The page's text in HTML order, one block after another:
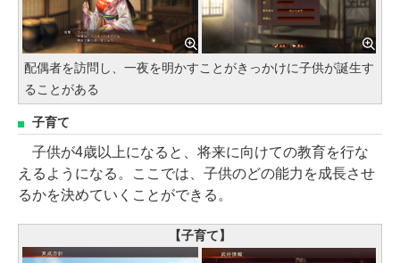
配偶者を訪問し、一夜を明かすことがきっかけに子供が誕生す
ることがある
子育て
子供が4歳以上になると、将来に向けての教育を行な
えるようになる。ここでは、子供のどの能力を成長させ
るかを決めていくことができる。
【子育て】